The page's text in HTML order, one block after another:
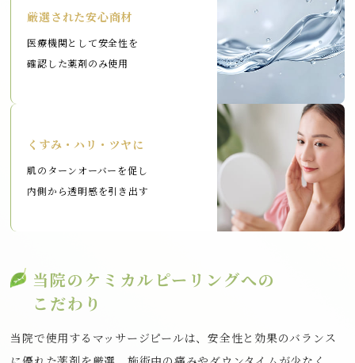
厳選された安心商材
医療機関として安全性を
確認した薬剤のみ使用
くすみ・ハリ・ツヤに
肌のターンオーバーを促し
内側から透明感を引き出す
当院のケミカルピーリングへの
こだわり
当院で使用するマッサージピールは、安全性と効果のバランス